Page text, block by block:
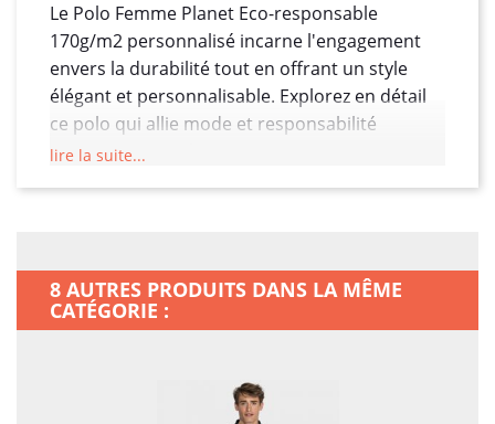
Le Polo Femme Planet Eco-responsable
170g/m2 personnalisé incarne l'engagement
envers la durabilité tout en offrant un style
élégant et personnalisable. Explorez en détail
ce polo qui allie mode et responsabilité
environnementale :
Matériau Eco-responsable :Fabriqué à partir
confort. La combinaison de fibres écologiques
et de techniques de production respectueuses
de l'environnement en fait un choix conscient.
Avec un poids de 170g/m2, ce
polo offre une légèreté agréable, idéale pour
lire la suite...
8 AUTRES PRODUITS DANS LA MÊME
CATÉGORIE :